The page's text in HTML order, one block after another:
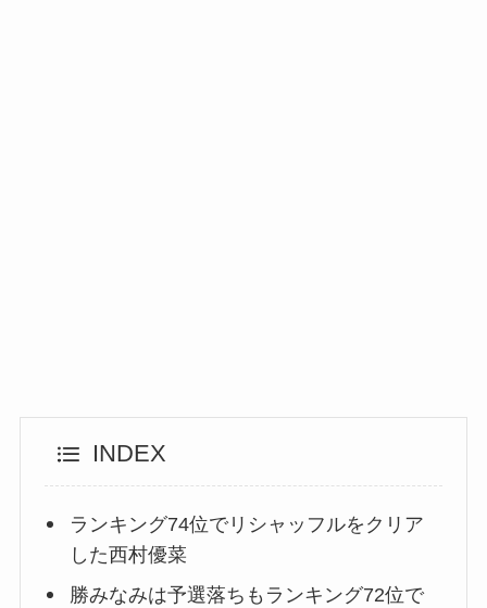
INDEX
ランキング74位でリシャッフルをクリア
した西村優菜
勝みなみは予選落ちもランキング72位で